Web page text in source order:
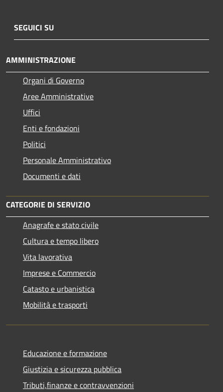
SEGUICI SU
AMMINISTRAZIONE
Organi di Governo
Aree Amministrative
Uffici
Enti e fondazioni
Politici
Personale Amministrativo
Documenti e dati
CATEGORIE DI SERVIZIO
Anagrafe e stato civile
Cultura e tempo libero
Vita lavorativa
Imprese e Commercio
Catasto e urbanistica
Mobilità e trasporti
Educazione e formazione
Giustizia e sicurezza pubblica
Tributi,finanze e contravvenzioni